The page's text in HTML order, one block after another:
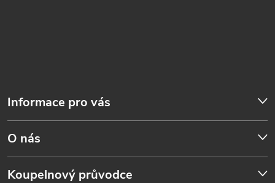
Informace pro vás
O nás
Koupelnový průvodce